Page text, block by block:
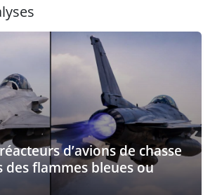
d’avions de chasse
flammes bleues ou